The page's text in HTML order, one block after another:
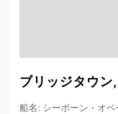
ブリッジタウン
船名: シーボーン・オベ